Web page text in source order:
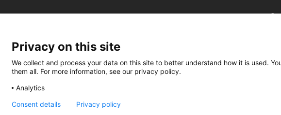
Privacy on this site
We collect and process your data on this site to better understand how it is used.
them all. For more information, see our privacy policy.
Analytics
Consent details Privacy policy